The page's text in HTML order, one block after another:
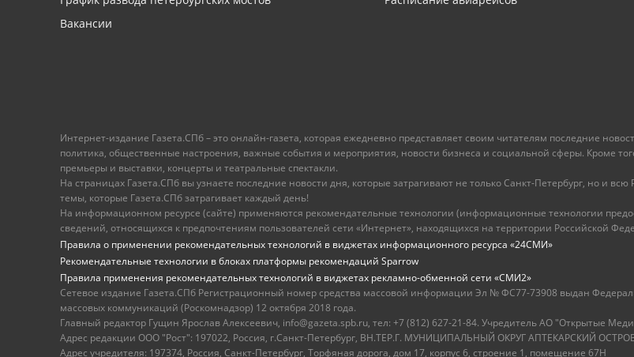
Вакансии
Интернет-издание Газета.СПб – это онлайн-газета, которая ежедневно представляет своим читателям последние
политика, общественные настроения, важные события и мероприятия, новости бизнеса и социальной сферы. Кроме
премьеры и выставки, концерты и театральные спектакли.
На страницах Газета.СПб вы узнаете последние новости дня, которые затрагивают не только Санкт-Петербург, но и
темы, которые Газета.СПб затрагивает каждый день!
На информационном ресурсе (сайте) применяются рекомендательные технологии (информационные технологии
сведений, относящихся к предпочтениям пользователей сети «Интернет», находящихся на территории Российской
Правила о применении рекомендательных технологий в виджетах информационного ресурса «24СМИ»
Рекомендательные технологии в блоках платформы рекомендаций Sparrow
Правила применения рекомендательных технологий в виджетах рекламно-обменной сети «СМИ2»
Сетевое издание Газета.СПб Регистрационный номер средства массовой информации Эл № ФС77-73908 выдан
массовых коммуникаций (Роскомнадзор) 12 октября 2018 года.
Главный редактор Гущин Ярослав Алексеевич, info@gazeta.spb.ru, тел: +7 (812) 627-21-84. Учредитель АО "Открытые
Адрес редакции ООО "Рост": 197022, Россия, г.Санкт-Петербург, ВН.ТЕР.Г. МУНИЦИПАЛЬНЫЙ ОКРУГ АПТЕКАРСКИЙ
Адрес учредителя: 197374, Россия, Санкт-Петербург, Торфяная дорога, дом 17, корпус 6, строение 1, помещение 67Н